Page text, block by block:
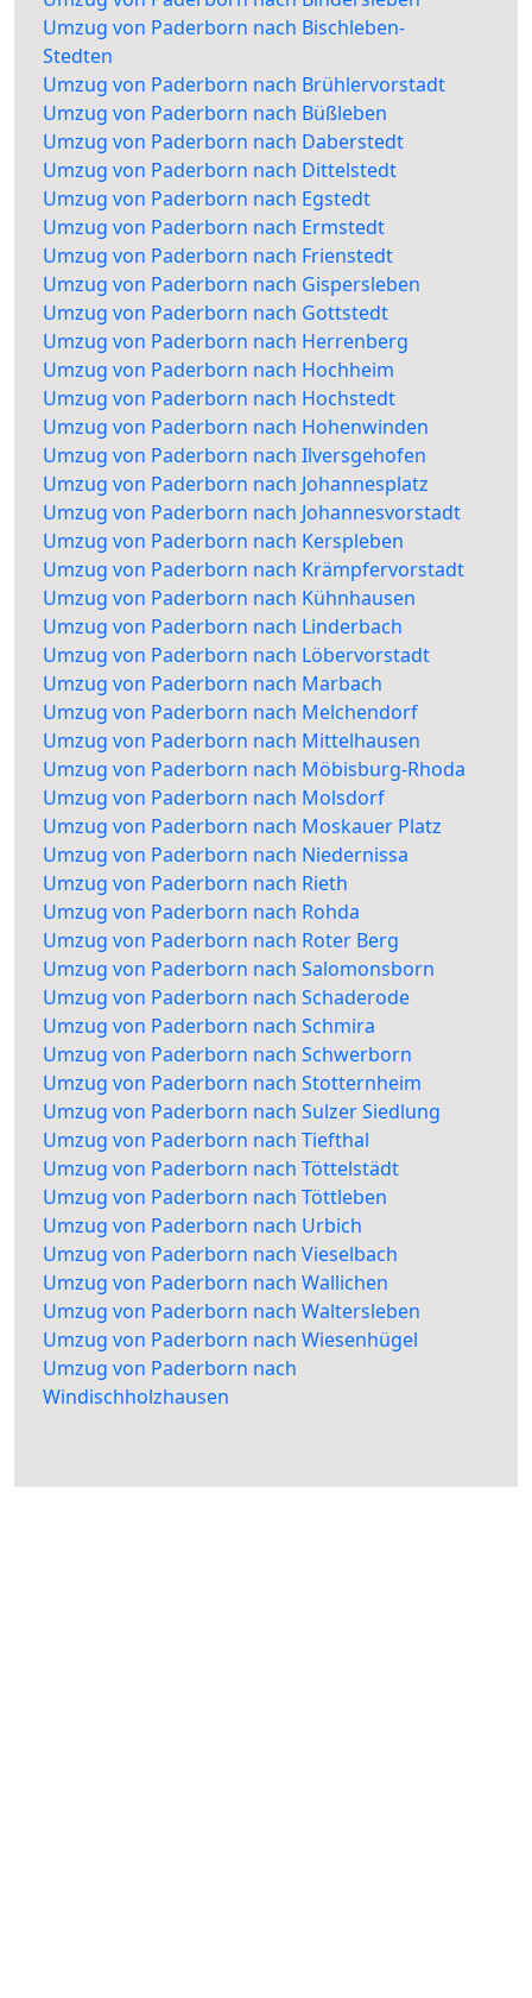
Umzug von Paderborn nach Bischleben-
Stedten
Umzug von Paderborn nach Brühlervorstadt
Umzug von Paderborn nach Büßleben
Umzug von Paderborn nach Daberstedt
Umzug von Paderborn nach Dittelstedt
Umzug von Paderborn nach Egstedt
Umzug von Paderborn nach Ermstedt
Umzug von Paderborn nach Frienstedt
Umzug von Paderborn nach Gispersleben
Umzug von Paderborn nach Gottstedt
Umzug von Paderborn nach Herrenberg
Umzug von Paderborn nach Hochheim
Umzug von Paderborn nach Hochstedt
Umzug von Paderborn nach Hohenwinden
Umzug von Paderborn nach Ilversgehofen
Umzug von Paderborn nach Johannesplatz
Umzug von Paderborn nach Johannesvorstadt
Umzug von Paderborn nach Kerspleben
Umzug von Paderborn nach Krämpfervorstadt
Umzug von Paderborn nach Kühnhausen
Umzug von Paderborn nach Linderbach
Umzug von Paderborn nach Löbervorstadt
Umzug von Paderborn nach Marbach
Umzug von Paderborn nach Melchendorf
Umzug von Paderborn nach Mittelhausen
Umzug von Paderborn nach Möbisburg-Rhoda
Umzug von Paderborn nach Molsdorf
Umzug von Paderborn nach Moskauer Platz
Umzug von Paderborn nach Niedernissa
Umzug von Paderborn nach Rieth
Umzug von Paderborn nach Rohda
Umzug von Paderborn nach Roter Berg
Umzug von Paderborn nach Salomonsborn
Umzug von Paderborn nach Schaderode
Umzug von Paderborn nach Schmira
Umzug von Paderborn nach Schwerborn
Umzug von Paderborn nach Stotternheim
Umzug von Paderborn nach Sulzer Siedlung
Umzug von Paderborn nach Tiefthal
Umzug von Paderborn nach Töttelstädt
Umzug von Paderborn nach Töttleben
Umzug von Paderborn nach Urbich
Umzug von Paderborn nach Vieselbach
Umzug von Paderborn nach Wallichen
Umzug von Paderborn nach Waltersleben
Umzug von Paderborn nach Wiesenhügel
Umzug von Paderborn nach
Windischholzhausen